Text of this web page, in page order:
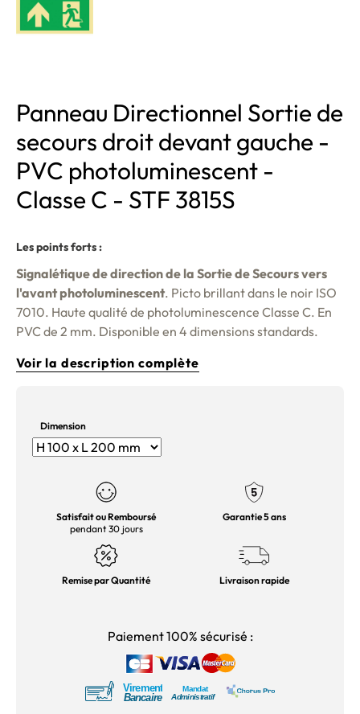
Panneau Directionnel Sortie de
secours droit devant gauche -
PVC photoluminescent -
Classe C - STF 3815S
Les points forts :
Signalétique de direction de la Sortie de Secours vers
l'avant photoluminescent. Picto brillant dans le noir ISO
7010. Haute qualité de photoluminescence Classe C. En
PVC de 2 mm. Disponible en 4 dimensions standards.
Voir la description complète
Dimension
Satisfait ou Remboursé
pendant 30 jours
Garantie 5 ans
Remise par Quantité Livraison rapide
Paiement 100% sécurisé :